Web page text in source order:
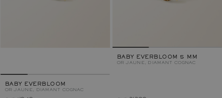
BABY EVERBLOOM
OR JAUNE, DIAMANT COGNAC
BABY EVERBLOOM 5 MM
OR JAUNE, DIAMANT COGNAC